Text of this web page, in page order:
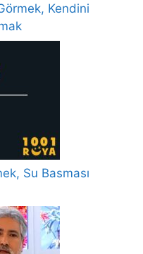
Kendini
Su Basması